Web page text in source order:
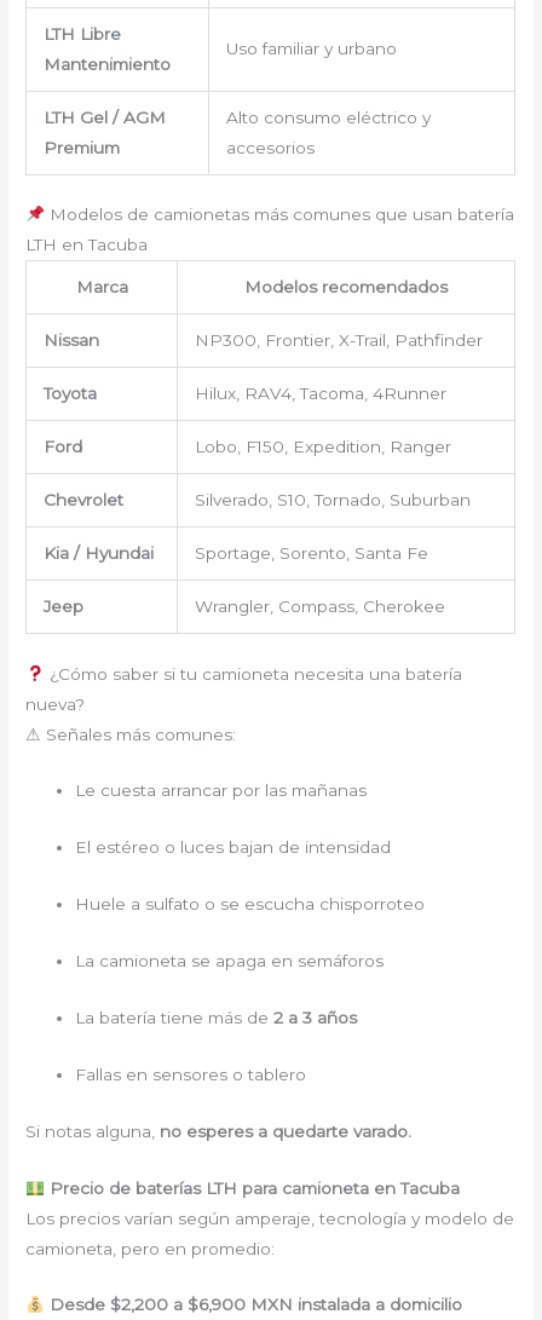
LTH Libre
Mantenimiento
Uso familiar y urbano
LTH Gel / AGM
Premium
Alto consumo eléctrico y
accesorios
Modelos de camionetas más comunes que usan batería
LTH en Tacuba
Marca Modelos recomendados
Nissan NP300, Frontier, X-Trail, Pathfinder
Toyota Hilux, RAV4, Tacoma, 4Runner
Ford Lobo, F150, Expedition, Ranger
Chevrolet Silverado, S10, Tornado, Suburban
Kia / Hyundai Sportage, Sorento, Santa Fe
Jeep Wrangler, Compass, Cherokee
¿Cómo saber si tu camioneta necesita una batería
nueva?
⚠ Señales más comunes:
Le cuesta arrancar por las mañanas
El estéreo o luces bajan de intensidad
Huele a sulfato o se escucha chisporroteo
La camioneta se apaga en semáforos
La batería tiene más de2 a 3 años
Fallas en sensores o tablero
Si notas alguna, no esperes a quedarte varado.
Precio de baterías LTH para camioneta en Tacuba
Los precios varían según amperaje, tecnología y modelo de
camioneta, pero en promedio:
Desde $2,200 a $6,900 MXN instalada a domicilio